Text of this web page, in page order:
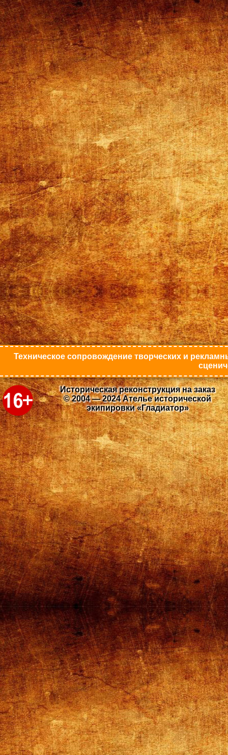
Техническое сопровождение творческих и
Историческая реконструкция на заказ
© 2004 — 2024 Ателье исторической
экипировки «Гладиатор»